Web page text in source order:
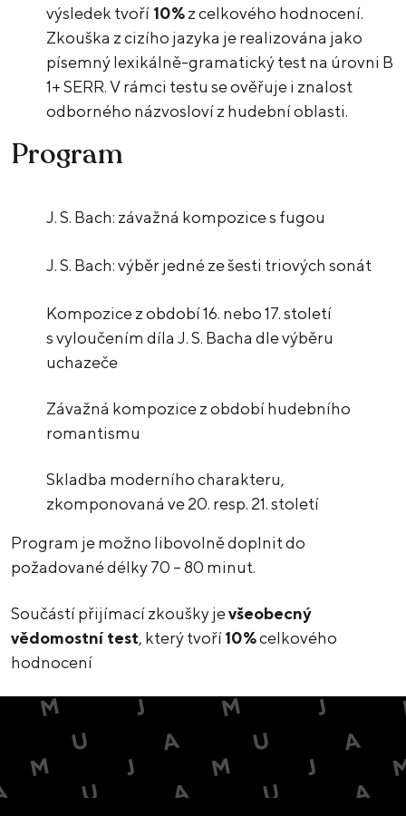
výsledek tvoří 10%z celkového hodnocení.
Zkouška z cizího jazyka je realizována jako
písemný lexikálně-gramatický test na úrovni B
1+ SERR. V rámci testu se ověřuje i znalost
odborného názvosloví z hudební oblasti.
Program
J. S. Bach: závažná kompozice s fugou
J. S. Bach: výběr jedné ze šesti triových sonát
Kompozice z období 16. nebo 17. století
s vyloučením díla J. S. Bacha dle výběru
uchazeče
Závažná kompozice z období hudebního
romantismu
Skladba moderního charakteru,
zkomponovaná ve 20. resp. 21. století
Program je možno libovolně doplnit do
požadované délky 70 – 80 minut.
Součástí přijímací zkoušky jevšeobecný
vědomostní test, který tvoří10%celkového
hodnocení